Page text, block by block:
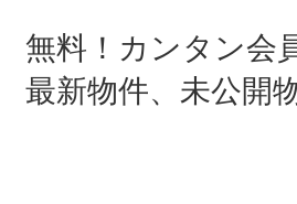
無料！カンタン会
最新物件、未公開